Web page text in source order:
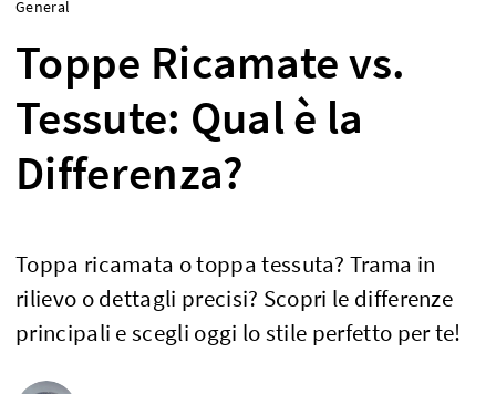
General
Toppe Ricamate vs.
Tessute: Qual è la
Differenza?
Toppa ricamata o toppa tessuta? Trama in
rilievo o dettagli precisi? Scopri le differenze
principali e scegli oggi lo stile perfetto per te!